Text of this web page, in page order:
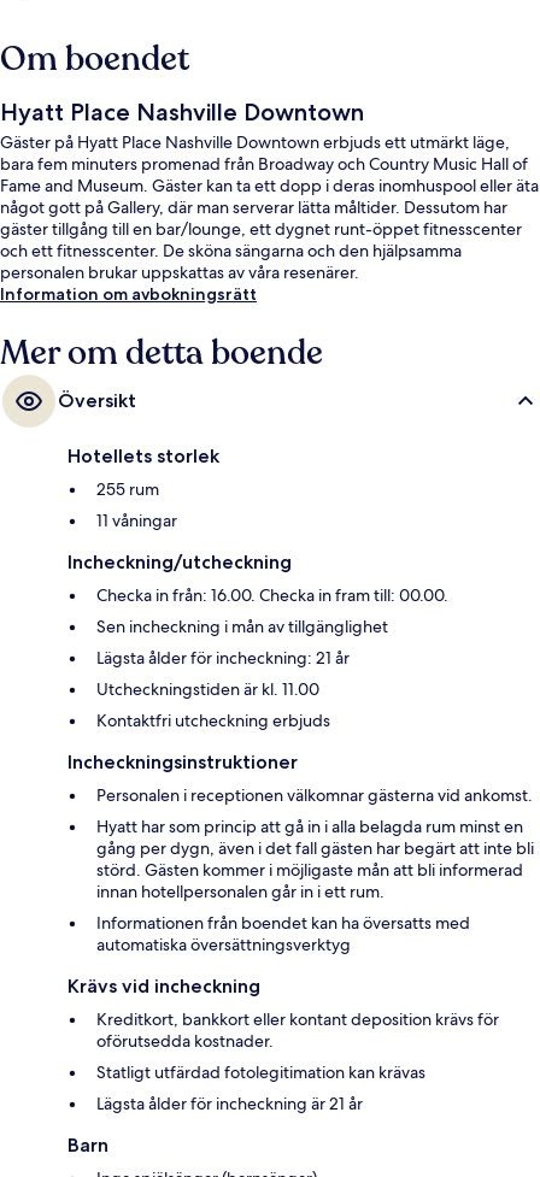
Om boendet
Hyatt Place Nashville Downtown
Gäster på Hyatt Place Nashville Downtown erbjuds ett utmärkt läge,
bara fem minuters promenad från Broadway och Country Music Hall of
Fame and Museum. Gäster kan ta ett dopp i deras inomhuspool eller äta
något gott på Gallery, där man serverar lätta måltider. Dessutom har
gäster tillgång till en bar/lounge, ett dygnet runt-öppet fitnesscenter
och ett fitnesscenter. De sköna sängarna och den hjälpsamma
personalen brukar uppskattas av våra resenärer.
Information om avbokningsrätt
Mer om detta boende
Översikt
Hotellets storlek
255 rum
11 våningar
Incheckning/utcheckning
Checka in från: 16.00. Checka in fram till: 00.00.
Sen incheckning i mån av tillgänglighet
Lägsta ålder för incheckning: 21 år
Utcheckningstiden är kl. 11.00
Kontaktfri utcheckning erbjuds
Incheckningsinstruktioner
Personalen i receptionen välkomnar gästerna vid ankomst.
Hyatt har som princip att gå in i alla belagda rum minst en
gång per dygn, även i det fall gästen har begärt att inte bli
störd. Gästen kommer i möjligaste mån att bli informerad
innan hotellpersonalen går in i ett rum.
Informationen från boendet kan ha översatts med
automatiska översättningsverktyg
Krävs vid incheckning
Kreditkort, bankkort eller kontant deposition krävs för
oförutsedda kostnader.
Statligt utfärdad fotolegitimation kan krävas
Lägsta ålder för incheckning är 21 år
Barn